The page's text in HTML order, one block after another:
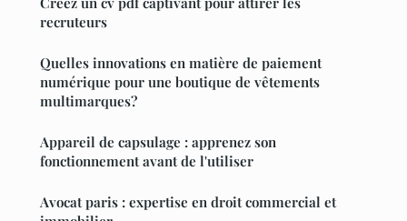
recruteurs
Quelles innovations en matière de paiement
numérique pour une boutique de vêtements
multimarques?
Appareil de capsulage : apprenez son
fonctionnement avant de l'utiliser
Avocat paris : expertise en droit commercial et